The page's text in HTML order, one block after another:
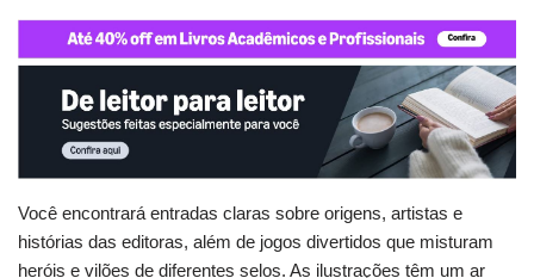
Você encontrará entradas claras sobre origens, artistas e
histórias das editoras, além de jogos divertidos que misturam
heróis e vilões de diferentes selos. As ilustrações têm um ar